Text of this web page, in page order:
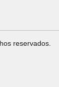
reservados.